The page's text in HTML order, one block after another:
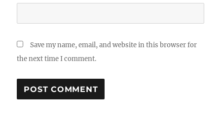
Save my name, email, and website in this browser for
the next time I comment.